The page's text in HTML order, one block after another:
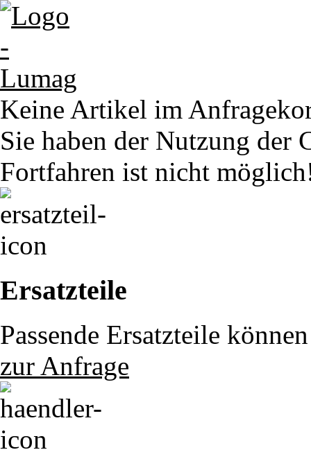
Keine Artikel im
Sie haben der Nutzung der
Fortfahren ist nicht
Ersatzteile
Passende Ersatzteile
zur Anfrage